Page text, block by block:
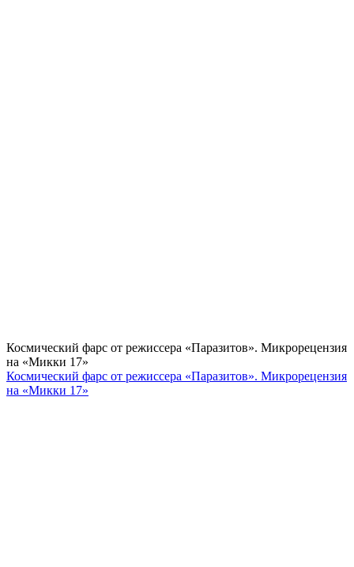
Космический фарс от режиссера «Паразитов». Микрорецензия
на «Микки 17»
Космический фарс от режиссера «Паразитов». Микрорецензия
на «Микки 17»